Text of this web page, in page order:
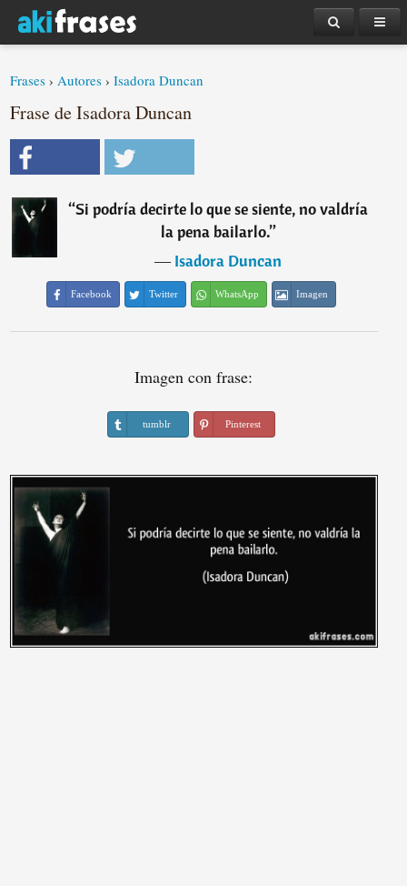
Frases ›Autores ›Isadora Duncan
Frase de Isadora Duncan
“Si podría decirte lo que se siente, no valdría
la pena bailarlo.”
―Isadora Duncan
Facebook Twitter WhatsApp Imagen
Imagen con frase:
tumblr Pinterest